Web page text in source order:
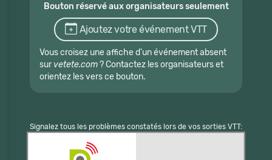
Bouton réservé aux organisateurs seulement
Ajoutez votre événement VTT
Vous croisez une affiche d'un événement absent
sur vetete.com? Contactez les organisateurs et
orientez les vers ce bouton.
Signalez tous les problèmes constatés lors de vos sorties VTT: